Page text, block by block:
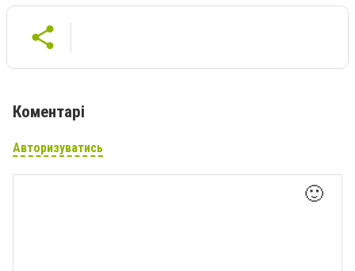
Коментарі
Авторизуватись
🙂